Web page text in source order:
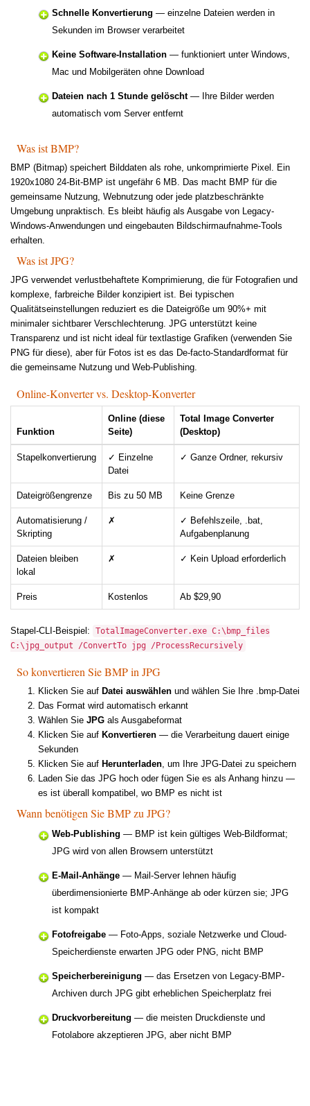
Schnelle Konvertierung — einzelne Dateien werden in
Sekunden im Browser verarbeitet
Keine Software-Installation — funktioniert unter Windows,
Mac und Mobilgeräten ohne Download
Dateien nach 1 Stunde gelöscht— Ihre Bilder werden
automatisch vom Server entfernt
Was ist BMP?
BMP (Bitmap) speichert Bilddaten als rohe, unkomprimierte Pixel. Ein
1920x1080 24-Bit-BMP ist ungefähr 6 MB. Das macht BMP für die
gemeinsame Nutzung, Webnutzung oder jede platzbeschränkte
Umgebung unpraktisch. Es bleibt häufig als Ausgabe von Legacy-
Windows-Anwendungen und eingebauten Bildschirmaufnahme-Tools
erhalten.
Was ist JPG?
JPG verwendet verlustbehaftete Komprimierung, die für Fotografien und
komplexe, farbreiche Bilder konzipiert ist. Bei typischen
Qualitätseinstellungen reduziert es die Dateigröße um 90%+ mit
minimaler sichtbarer Verschlechterung. JPG unterstützt keine
Transparenz und ist nicht ideal für textlastige Grafiken (verwenden Sie
PNG für diese), aber für Fotos ist es das De-facto-Standardformat für
die gemeinsame Nutzung und Web-Publishing.
Online-Konverter vs. Desktop-Konverter
Funktion
Online (diese
Seite)
Total Image Converter
(Desktop)
Stapelkonvertierung
✓ Einzelne
Datei
✓ Ganze Ordner, rekursiv
Dateigrößengrenze Bis zu 50 MB Keine Grenze
Automatisierung /
Skripting
✗
✓ Befehlszeile, .bat,
Aufgabenplanung
Dateien bleiben
lokal
✗ ✓ Kein Upload erforderlich
Preis Kostenlos Ab $29,90
Stapel-CLI-Beispiel:
TotalImageConverter.exe C:\bmp_files
C:\jpg_output /ConvertTo jpg /ProcessRecursively
So konvertieren Sie BMP in JPG
Klicken Sie auf Datei auswählen und wählen Sie Ihre .bmp-Datei
Das Format wird automatisch erkannt
Wählen Sie JPG als Ausgabeformat
Klicken Sie auf Konvertieren — die Verarbeitung dauert einige
Sekunden
Klicken Sie auf Herunterladen, um Ihre JPG-Datei zu speichern
Laden Sie das JPG hoch oder fügen Sie es als Anhang hinzu —
es ist überall kompatibel, wo BMP es nicht ist
Wann benötigen Sie BMP zu JPG?
Web-Publishing — BMP ist kein gültiges Web-Bildformat;
JPG wird von allen Browsern unterstützt
E-Mail-Anhänge — Mail-Server lehnen häufig
überdimensionierte BMP-Anhänge ab oder kürzen sie; JPG
ist kompakt
Fotofreigabe — Foto-Apps, soziale Netzwerke und Cloud-
Speicherdienste erwarten JPG oder PNG, nicht BMP
Speicherbereinigung — das Ersetzen von Legacy-BMP-
Archiven durch JPG gibt erheblichen Speicherplatz frei
Druckvorbereitung — die meisten Druckdienste und
Fotolabore akzeptieren JPG, aber nicht BMP